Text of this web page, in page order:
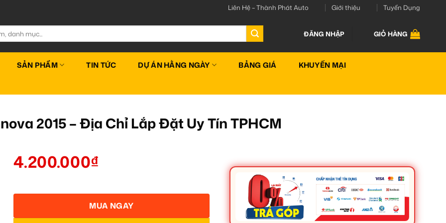
Liên Hệ – Thành Phát Auto Giới thiệu Tuyển Dụng
ĐĂNG NHẬP GIỎ HÀNG
SẢN PHẨM TIN TỨC DỰ ÁN HẰNG NGÀY BẢNG GIÁ KHUYẾN MẠI
2015 – Địa Chỉ Lắp Đặt Uy Tín TPHCM
4.200.000₫
MUA NGAY